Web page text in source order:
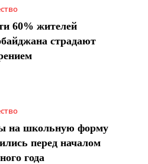
60% жителей
страдают
на школьную форму
перед началом
года